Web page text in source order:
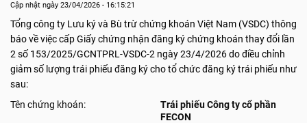
Cập nhật ngày 23/04/2026 - 16:15:21
Tổng công ty Lưu ký và Bù trừ chứng khoán Việt Nam (VSDC) thông
báo về việc cấp Giấy chứng nhận đăng ký chứng khoán thay đổi lần
2 số 153/2025/GCNTPRL-VSDC-2 ngày 23/4/2026 do điều chỉnh
giảm số lượng trái phiếu đăng ký cho tổ chức đăng ký trái phiếu như
sau:
Tên chứng khoán:
Trái phiếu Công ty cổ phần
FECON